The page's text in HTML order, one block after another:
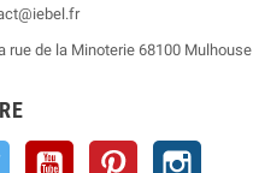
rue de la Minoterie 68100 Mulhouse
Twitter YouTube Pinterest